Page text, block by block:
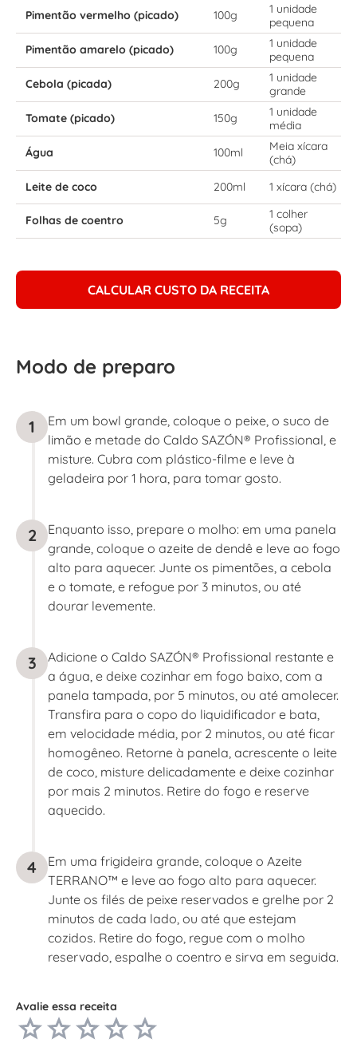
Pimentão vermelho (picado)
100g
1 unidade
pequena
Pimentão amarelo (picado)
100g
1 unidade
pequena
Cebola (picada)
200g
1 unidade
grande
Tomate (picado)
150g
1 unidade
média
Água
100ml
Meia xícara
(chá)
Leite de coco
200ml 1 xícara (chá)
Folhas de coentro 5g
1 colher
(sopa)
CALCULAR CUSTO DA RECEITA
Modo de preparo
1
Em um bowl grande, coloque o peixe, o suco de
limão e metade do Caldo SAZÓN® Profissional, e
misture. Cubra com plástico-filme e leve à
geladeira por 1 hora, para tomar gosto.
2
Enquanto isso, prepare o molho: em uma panela
grande, coloque o azeite de dendê e leve ao fogo
alto para aquecer. Junte os pimentões, a cebola
e o tomate, e refogue por 3 minutos, ou até
dourar levemente.
3
Adicione o Caldo SAZÓN® Profissional restante e
a água, e deixe cozinhar em fogo baixo, com a
panela tampada, por 5 minutos, ou até amolecer.
Transfira para o copo do liquidificador e bata,
em velocidade média, por 2 minutos, ou até ficar
homogêneo. Retorne à panela, acrescente o leite
de coco, misture delicadamente e deixe cozinhar
por mais 2 minutos. Retire do fogo e reserve
aquecido.
4
Em uma frigideira grande, coloque o Azeite
TERRANO™ e leve ao fogo alto para aquecer.
Junte os filés de peixe reservados e grelhe por 2
minutos de cada lado, ou até que estejam
cozidos. Retire do fogo, regue com o molho
reservado, espalhe o coentro e sirva em seguida.
Avalie essa receita